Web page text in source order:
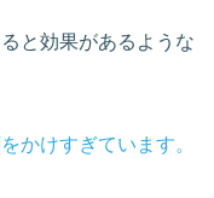
と効果があるような
かけすぎています。